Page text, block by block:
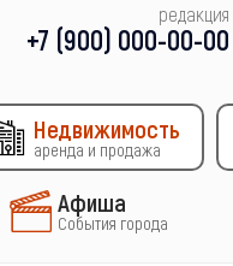
редакция
+7 (900) 000-00-00
Недвижимость
аренда и продажа
Афиша
События города